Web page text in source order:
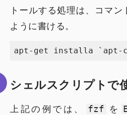
トールする処理は、コマ
ように書ける。
シェルスクリプトで
上記の例では、 fzf を